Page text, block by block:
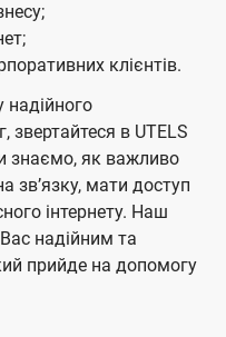
клієнтів.
звертайтеся в UTELS
знаємо, як важливо
звʼязку, мати доступ
інтернету. Наш
надійним та
прийде на допомогу